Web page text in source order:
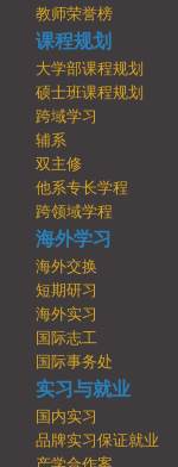
教师荣誉榜
课程规划
大学部课程规划
硕士班课程规划
跨域学习
辅系
双主修
他系专长学程
跨领域学程
海外学习
海外交换
短期研习
海外实习
国际志工
国际事务处
实习与就业
国内实习
品牌实习保证就业